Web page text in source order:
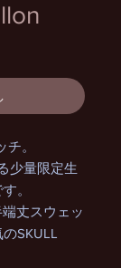
。
少量限定生
。
丈スウェッ
SKULL